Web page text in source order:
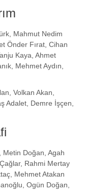
Mahmut Nedim
Önder Fırat, Cihan
Kaya, Ahmet
Mehmet Aydın,
Volkan Akan,
Adalet, Demre İşçen,
Metin Doğan, Agah
Rahmi Mertay
Mehmet Atakan
Ogün Doğan,